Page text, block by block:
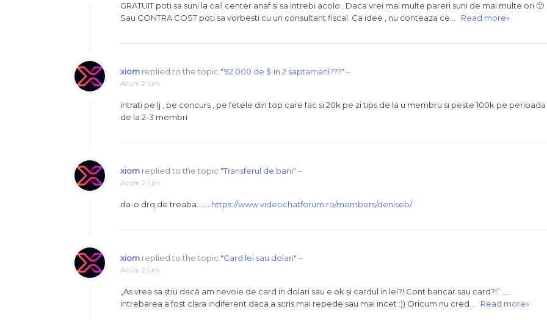
GRATUIT poti sa suni la call center anaf si sa intrebi acolo . Daca vrei mai multe pareri suni de mai multe ori 🙂
Sau CONTRA COST poti sa vorbesti cu un consultant fiscal. Ca idee , nu conteaza ce… Read more»
xiom replied to the topic "92.000 de $ in 2 saptamani???" –
Acum 2 luni
intrati pe lj , pe concurs , pe fetele din top care fac si 20k pe zi tips de la u membru si peste 100k pe perioada
de la 2-3 membri
xiom replied to the topic "Transferul de bani" –
Acum 2 luni
da-o drq de treaba…….. https://www.videochatforum.ro/members/deniseb/
xiom replied to the topic "Card lei sau dolari" –
Acum 2 luni
„As vrea sa știu dacă am nevoie de card in dolari sau e ok și cardul in lei?! Cont bancar sau card?!” …..
intrebarea a fost clara indiferent daca a scris mai repede sau mai incet :)) Oricum nu cred… Read more»